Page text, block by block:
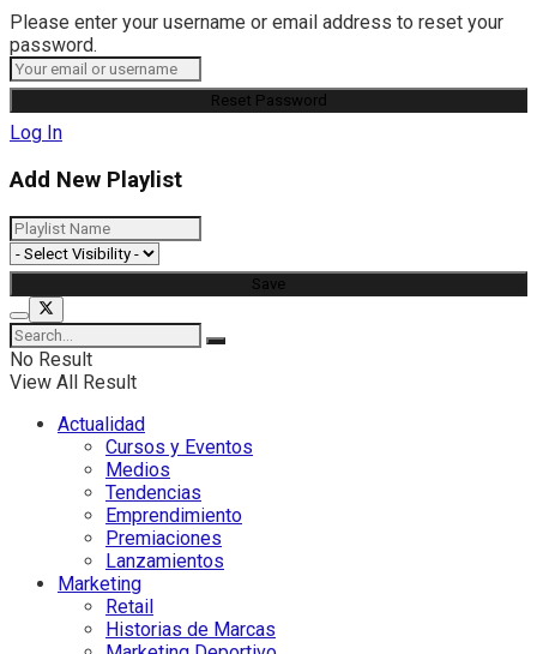
Please enter your username or email address to reset your
password.
Log In
Add New Playlist
No Result
View All Result
Actualidad
Cursos y Eventos
Medios
Tendencias
Emprendimiento
Premiaciones
Lanzamientos
Marketing
Retail
Historias de Marcas